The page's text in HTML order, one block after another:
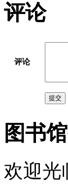
评论
评论
提交
图书
欢迎光